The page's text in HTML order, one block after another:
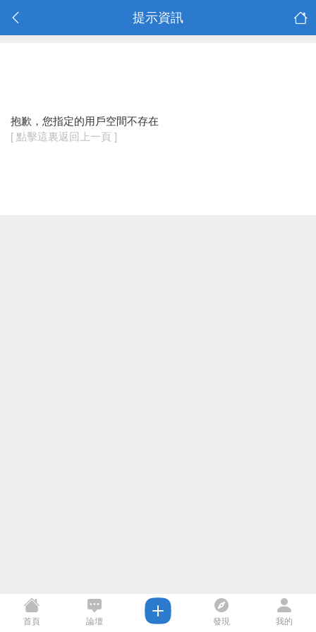
提示資訊
抱歉，您指定的用戶空間不存在
[ 點擊這裏返回上一頁 ]
首頁 論壇 發現 我的